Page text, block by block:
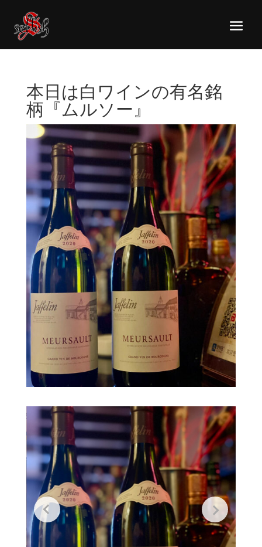
本日は白ワインの有名銘
柄『ムルソー』